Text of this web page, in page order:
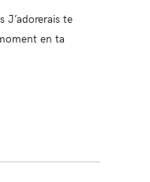
J’adorerais te
en ta